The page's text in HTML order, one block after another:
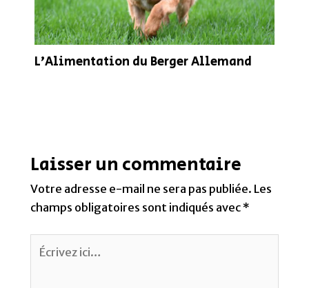
L’Alimentation du Berger Allemand
Laisser un commentaire
Votre adresse e-mail ne sera pas publiée. Les
champs obligatoires sont indiqués avec *
Écrivez
ici…